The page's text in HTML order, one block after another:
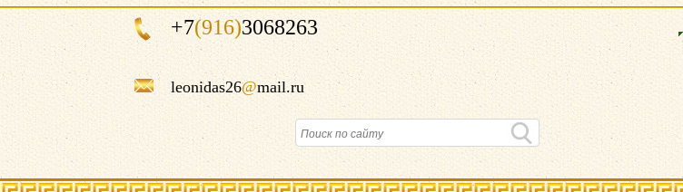
+7(916)3068263
leonidas26@mail.ru